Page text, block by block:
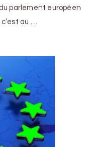
parlement européen
au …